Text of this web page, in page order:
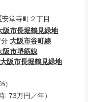
安堂寺町２丁目
阪市長堀鶴見緑地
大阪市谷町線
阪市堺筋線
大阪市長堀鶴見緑地
）
: 73万円／年）